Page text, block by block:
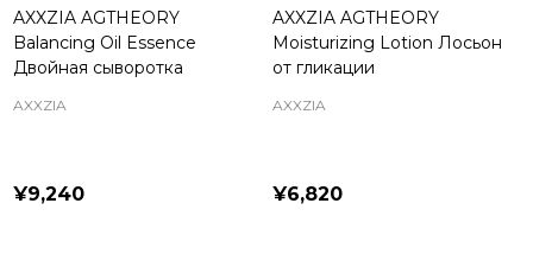
AXXZIA AGTHEORY
Balancing Oil Essence
Двойная сыворотка
AXXZIA
¥9,240
AXXZIA AGTHEORY
Moisturizing Lotion Лосьон
от гликации
AXXZIA
¥6,820